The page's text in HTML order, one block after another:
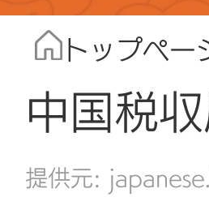
トップペー
中国税